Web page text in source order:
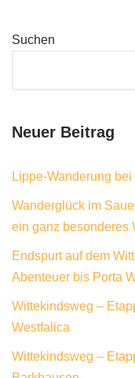
Suchen
Neuer Beitrag
Lippe-Wanderung
Wanderglück im
ein ganz besonderes
Endspurt auf dem
Abenteuer bis Porta
Wittekindsweg –
Westfalica
Wittekindsweg –